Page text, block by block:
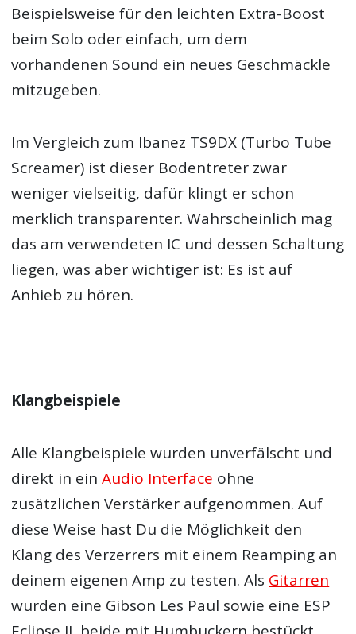
Beispielsweise für den leichten Extra-Boost
beim Solo oder einfach, um dem
vorhandenen Sound ein neues Geschmäckle
mitzugeben.
Im Vergleich zum Ibanez TS9DX (Turbo Tube
Screamer) ist dieser Bodentreter zwar
weniger vielseitig, dafür klingt er schon
merklich transparenter. Wahrscheinlich mag
das am verwendeten IC und dessen Schaltung
liegen, was aber wichtiger ist: Es ist auf
Anhieb zu hören.
Klangbeispiele
Alle Klangbeispiele wurden unverfälscht und
direkt in einAudio Interface ohne
zusätzlichen Verstärker aufgenommen. Auf
diese Weise hast Du die Möglichkeit den
Klang des Verzerrers mit einem Reamping an
deinem eigenen Amp zu testen. Als Gitarren
wurden eine Gibson Les Paul sowie eine ESP